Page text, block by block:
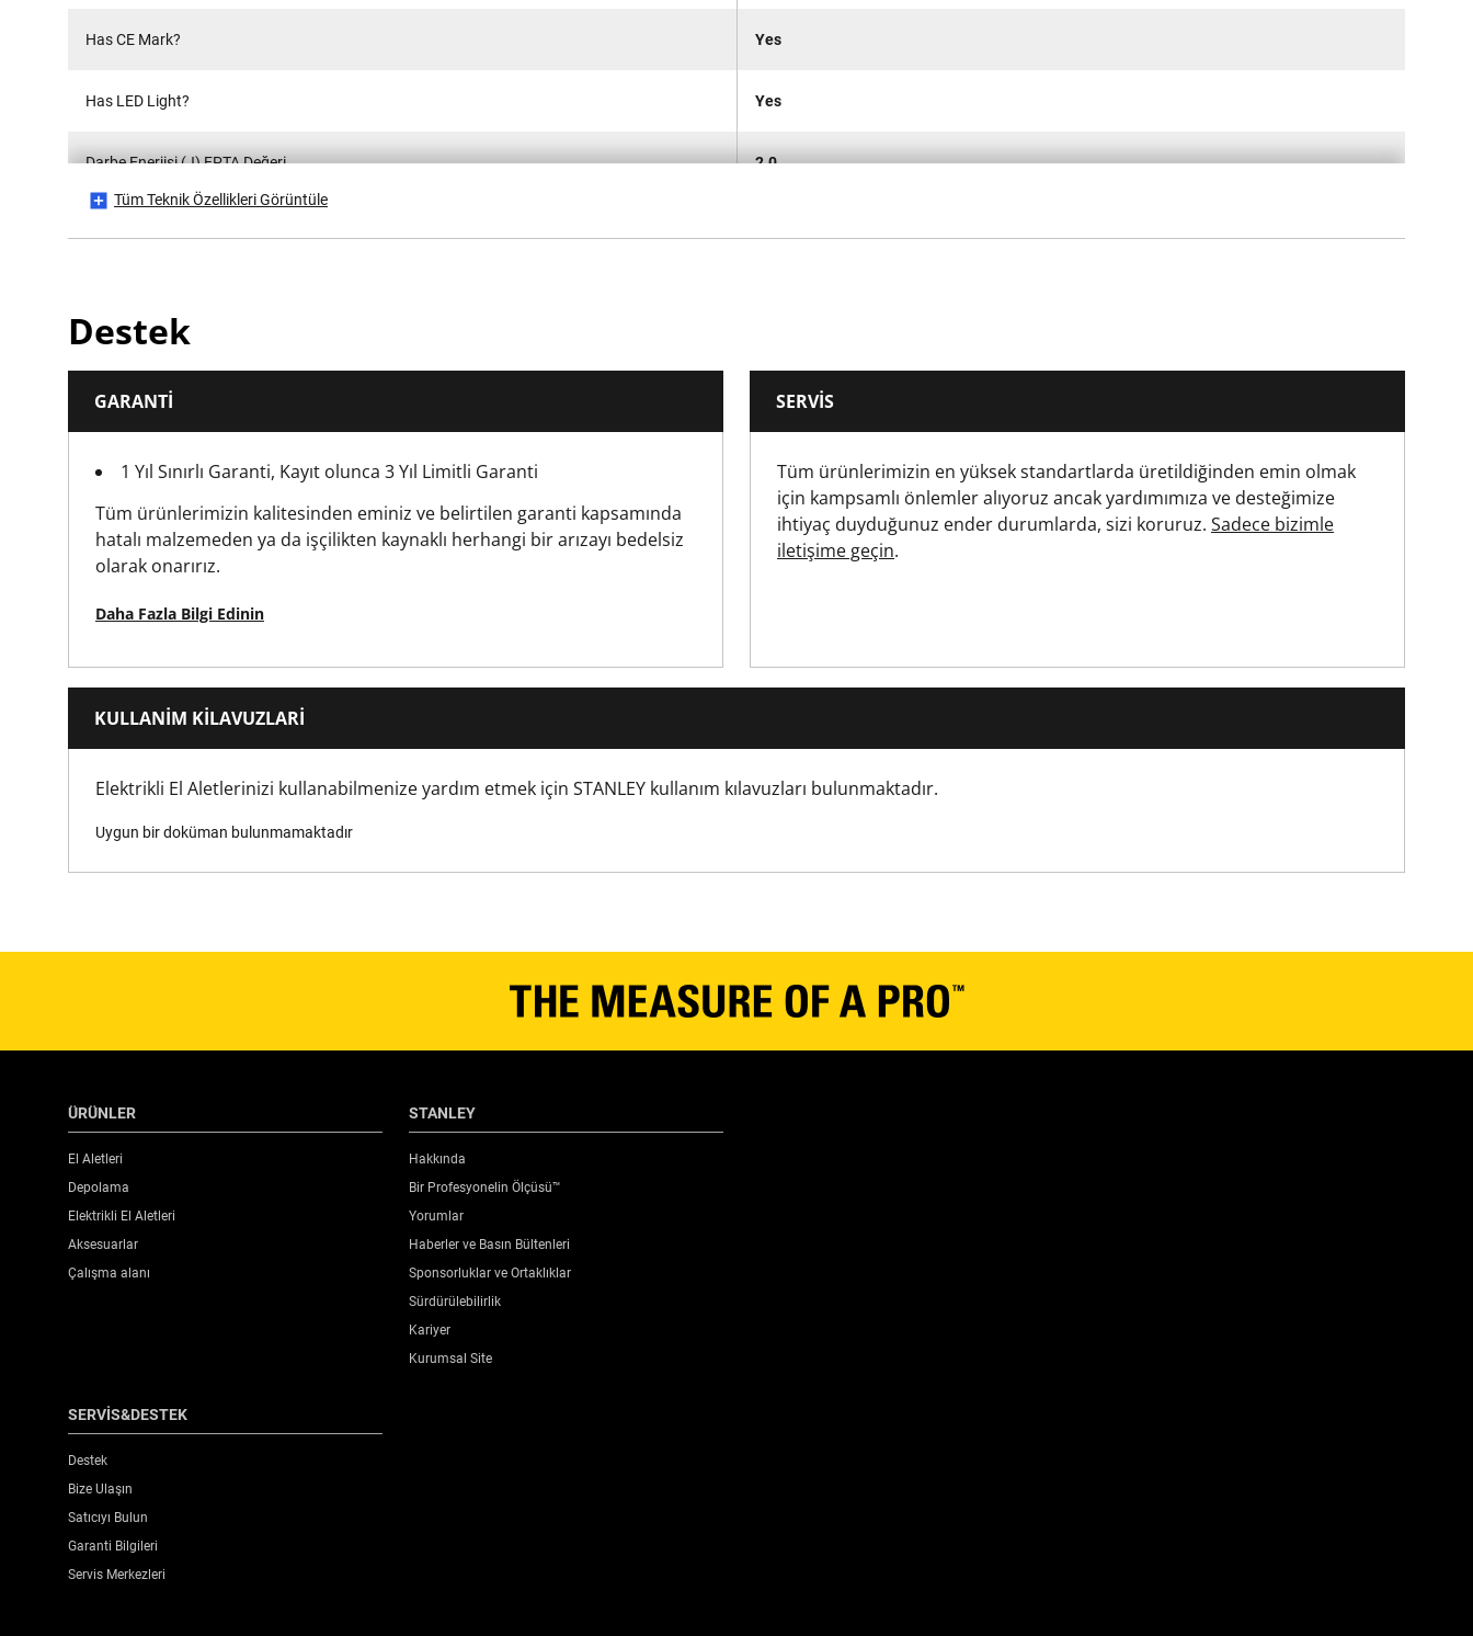
Has CE Mark? Yes
Has LED Light? Yes
Darbe Enerjisi (J) EPTA Değeri 2.0
Is Dust Solution Compatible?
Maksimum Delme Kapasitesi (Duvar) [mm]
Maksimum Delme Kapasitesi (Metal) [mm]
Maksimum Delme Kapasitesi (Çelik) [mm]
Maximum Drilling Diameter (Wood) [mm]
Hız Ayarı Sayısı
250
Ürün Ağırlığı [Kg]
Ürün Genişliği [mm]
Tüm Teknik Özellikleri Görüntüle
Destek
GARANTI
1 Yıl Sınırlı Garanti, Kayıt olunca 3 Yıl Limitli Garanti
Tüm ürünlerimizin kalitesinden eminiz ve belirtilen garanti kapsamında
hatalı malzemeden ya da işçilikten kaynaklı herhangi bir arızayı bedelsiz
olarak onarırız.
Daha Fazla Bilgi Edinin
SERVIS
Tüm ürünlerimizin en yüksek standartlarda üretildiğinden emin olmak
için kampsamlı önlemler alıyoruz ancak yardımımıza ve desteğimize
ihtiyaç duyduğunuz ender durumlarda, sizi koruruz. Sadece bizimle
iletişime geçin.
KULLANIM KILAVUZLARI
Elektrikli El Aletlerinizi kullanabilmenize yardım etmek için STANLEY kullanım kılavuzları bulunmaktadır.
Uygun bir doküman bulunmamaktadır
ÜRÜNLER
El Aletleri
Depolama
Elektrikli El Aletleri
Aksesuarlar
Çalışma alanı
STANLEY
Hakkında
Bir Profesyonelin Ölçüsü™
Yorumlar
Haberler ve Basın Bültenleri
Sponsorluklar ve Ortaklıklar
Sürdürülebilirlik
Kariyer
Kurumsal Site
SERVİS&DESTEK
Destek
Bize Ulaşın
Satıcıyı Bulun
Garanti Bilgileri
Servis Merkezleri